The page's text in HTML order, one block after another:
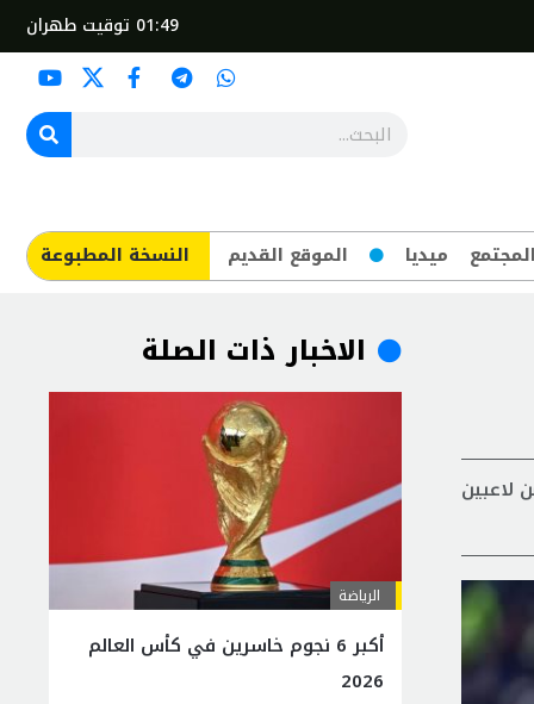
01:49 توقيت طهران
المجتمع ميديا الموقع القديم ​النسخة المطبوعة
لاعبين
الاخبار ذات الصلة
الرياضة
أكبر 6 نجوم خاسرين في كأس العالم
2026